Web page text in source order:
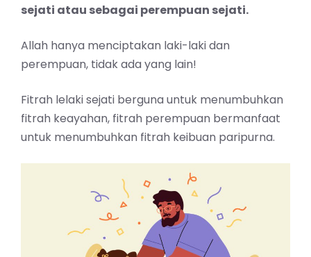
sejati atau sebagai perempuan sejati.
Allah hanya menciptakan laki-laki dan
perempuan, tidak ada yang lain!
Fitrah lelaki sejati berguna untuk menumbuhkan
fitrah keayahan, fitrah perempuan bermanfaat
untuk menumbuhkan fitrah keibuan paripurna.